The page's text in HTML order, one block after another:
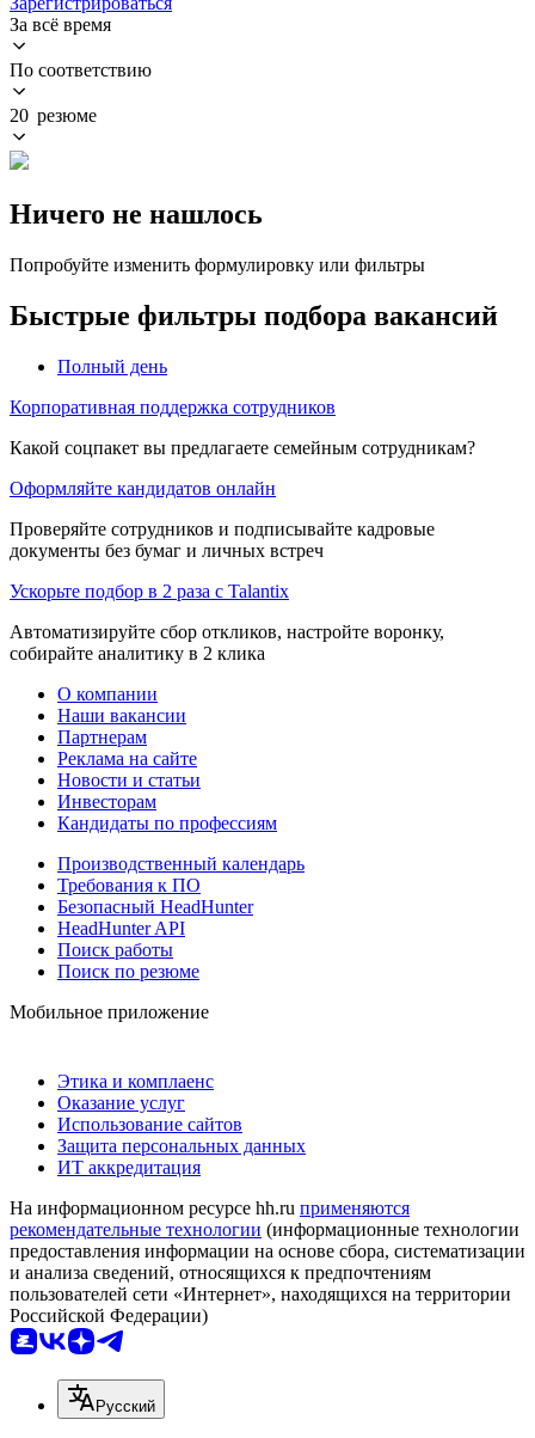
За всё время
По соответствию
20 резюме
Ничего не нашлось
Попробуйте изменить формулировку или фильтры
Быстрые фильтры подбора вакансий
Полный день
Корпоративная поддержка сотрудников
Какой соцпакет вы предлагаете семейным сотрудникам?
Оформляйте кандидатов онлайн
Проверяйте сотрудников и подписывайте кадровые
документы без бумаг и личных встреч
Ускорьте подбор в 2 раза с Talantix
Автоматизируйте сбор откликов, настройте воронку,
собирайте аналитику в 2 клика
О компании
Наши вакансии
Партнерам
Реклама на сайте
Новости и статьи
Инвесторам
Кандидаты по профессиям
Производственный календарь
Требования к ПО
Безопасный HeadHunter
HeadHunter API
Поиск работы
Поиск по резюме
Мобильное приложение
Этика и комплаенс
Оказание услуг
Использование сайтов
Защита персональных данных
ИТ аккредитация
На информационном ресурсе hh.ru применяются
рекомендательные технологии (информационные технологии
предоставления информации на основе сбора, систематизации
и анализа сведений, относящихся к предпочтениям
пользователей сети «Интернет», находящихся на территории
Российской Федерации)
Русский